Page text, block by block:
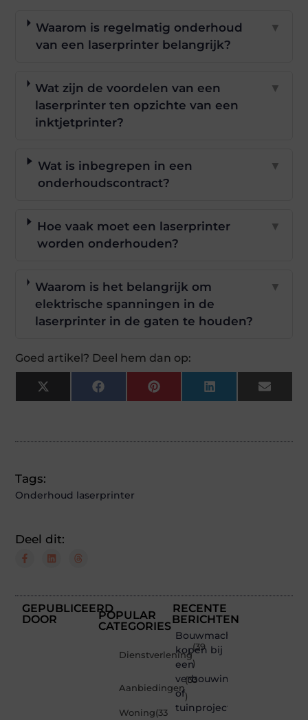
Waarom is regelmatig onderhoud
van een laserprinter belangrijk?
▼
Wat zijn de voordelen van een
laserprinter ten opzichte van een
inktjetprinter?
▼
Wat is inbegrepen in een
onderhoudscontract?
▼
Hoe vaak moet een laserprinter
worden onderhouden?
▼
Waarom is het belangrijk om
elektrische spanningen in de
laserprinter in de gaten te houden?
▼
Goed artikel? Deel hem dan op:
X
(Twitter)
FacebookPinterestLinkedInEmail
Tags:
Onderhoud laserprinter
Deel dit:
GEPUBLICEERD
DOOR
POPULAR
CATEGORIES
Dienstverlening
(39
)
Aanbiedingen
(33
)
Woning(33
RECENTE
BERICHTEN
Bouwmachines
kopen bij
een
verbouwing
of
tuinproject